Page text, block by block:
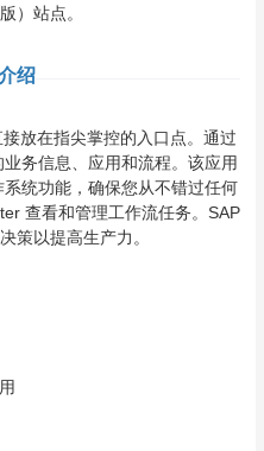
）站点。
绍
在指尖掌控的入口点。通过
务信息、应用和流程。该应用
统功能，确保您从不错过任何
查看和管理工作流任务。SAP
策以提高生产力。